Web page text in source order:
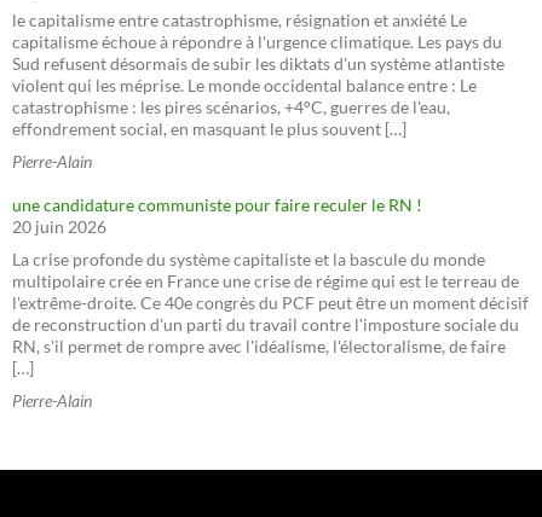
le capitalisme entre catastrophisme, résignation et anxiété Le
capitalisme échoue à répondre à l'urgence climatique. Les pays du
Sud refusent désormais de subir les diktats d'un système atlantiste
violent qui les méprise. Le monde occidental balance entre : Le
catastrophisme : les pires scénarios, +4°C, guerres de l'eau,
effondrement social, en masquant le plus souvent […]
Pierre-Alain
une candidature communiste pour faire reculer le RN !
20 juin 2026
La crise profonde du système capitaliste et la bascule du monde
multipolaire crée en France une crise de régime qui est le terreau de
l'extrême-droite. Ce 40e congrès du PCF peut être un moment décisif
de reconstruction d'un parti du travail contre l'imposture sociale du
RN, s'il permet de rompre avec l'idéalisme, l'électoralisme, de faire
[…]
Pierre-Alain